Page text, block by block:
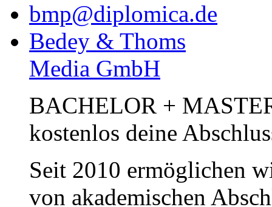
bmp@diplomica.de
Bedey & Thoms
Media GmbH
BACHELOR +
kostenlos deine
Seit 2010 ermöglichen
von akademischen